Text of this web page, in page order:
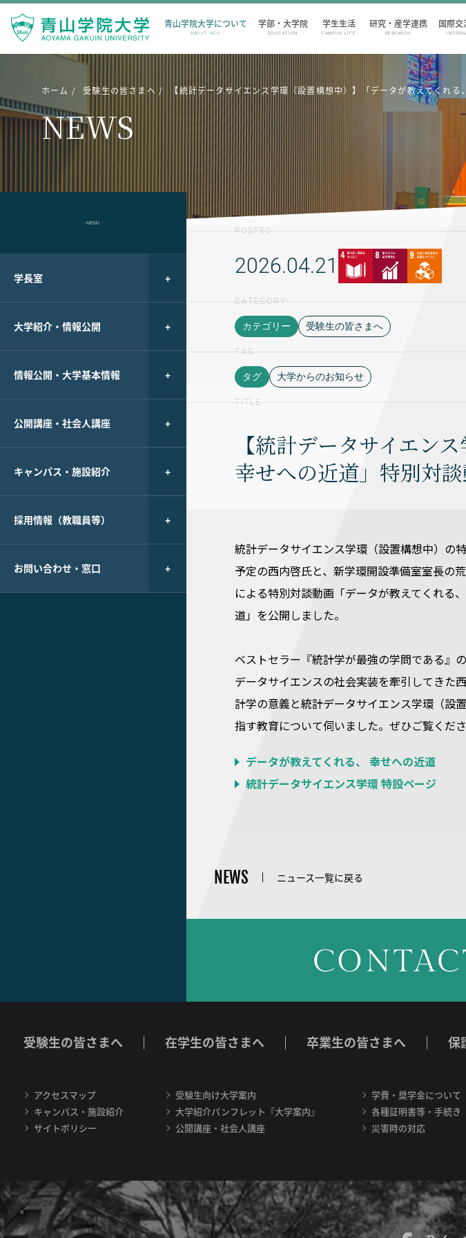
青山学院大学について
ABOUT AGU
学部・大学院
EDUCATION
学生生活
CAMPUS LIFE
研究・産学連携
RESEARCH
国際
ホーム 受験生の皆さまへ 【統計データサイエンス学環（設置構想中）】「データが教えてくれ
NEWS
- MENU -
学長室
大学紹介・情報公開
情報公開・大学基本情報
公開講座・社会人講座
キャンパス・施設紹介
採用情報（教職員等）
お問い合わせ・窓口
POSTED
2026.04.21
CATEGORY
カテゴリー 受験生の皆さまへ
TAG
タグ 大学からのお知らせ
TITLE
【統計データサイエン
幸せへの近道」特別対
統計データサイエンス学環（設置構想中）の
予定の西内啓氏と、新学環開設準備室室長の
による特別対談動画「データが教えてくれる
道」を公開しました。
ベストセラー『統計学が最強の学問である』の
データサイエンスの社会実装を牽引してきた
計学の意義と統計データサイエンス学環（設
指す教育について伺いました。ぜひご覧くださ
データが教えてくれる、 幸せへの近道
統計データサイエンス学環 特設ページ
NEWS ニュース一覧に戻る
受験生の皆さまへ 在学生の皆さまへ 卒業生の皆さまへ 保
アクセスマップ
キャンパス・施設紹介
サイトポリシー
受験生向け大学案内
大学紹介パンフレット『大学案内』
公開講座・社会人講座
学費・奨学金について
各種証明書等・手続き
災害時の対応